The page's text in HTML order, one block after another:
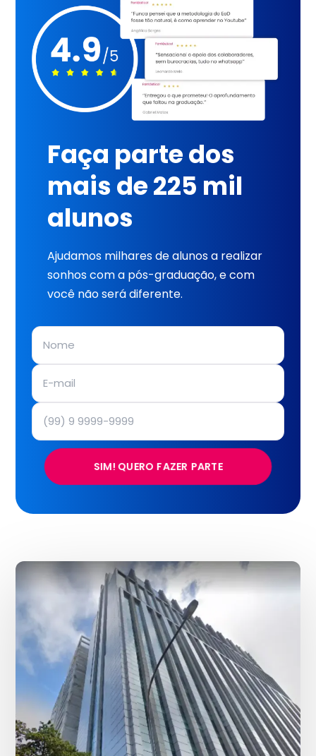
Faça parte dos
mais de 225 mil
alunos
Ajudamos milhares de alunos a realizar
sonhos com a pós-graduação, e com
você não será diferente.
SIM! QUERO FAZER PARTE